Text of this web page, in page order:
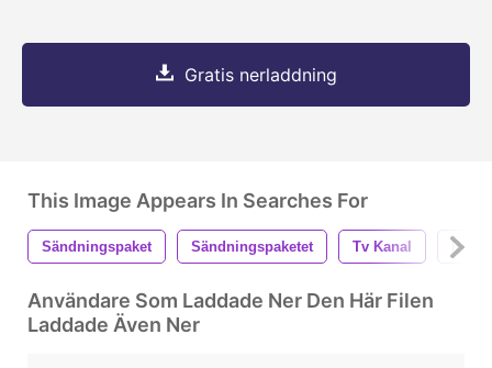
Gratis nerladdning
This Image Appears In Searches For
Sändningspaket Sändningspaketet Tv Kanal
Användare Som Laddade Ner Den Här Filen
Laddade Även Ner